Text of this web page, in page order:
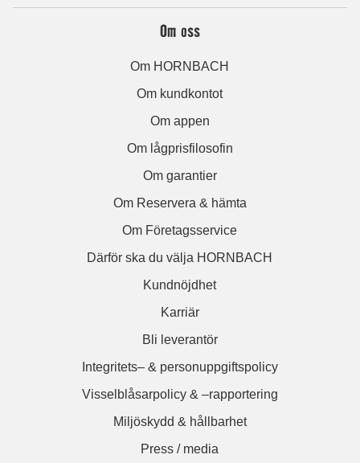
Om oss
Om HORNBACH
Om kundkontot
Om appen
Om lågprisfilosofin
Om garantier
Om Reservera & hämta
Om Företagsservice
Därför ska du välja HORNBACH
Kundnöjdhet
Karriär
Bli leverantör
Integritets– & personuppgiftspolicy
Visselblåsarpolicy & –rapportering
Miljöskydd & hållbarhet
Press / media